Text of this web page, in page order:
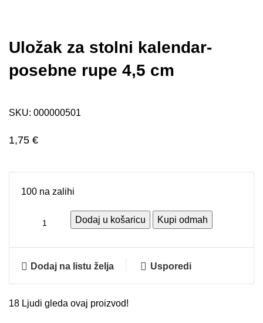
Uložak za stolni kalendar-
posebne rupe 4,5 cm
SKU: 000000501
1,75 €
100 na zalihi
Dodaj u košaricu Kupi odmah
Dodaj na listu želja Usporedi
18 Ljudi gleda ovaj proizvod!